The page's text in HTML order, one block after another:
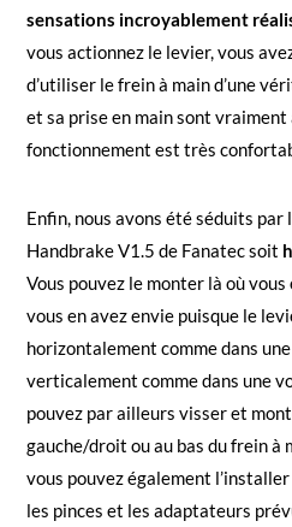
sensations incroyablement
vous actionnez le levier, vous
d’utiliser le frein à main d’une
et sa prise en main sont vraiment
fonctionnement est très
Enfin, nous avons été séduits
Handbrake V1.5 de Fanatec soit
Vous pouvez le monter là où
vous en avez envie puisque le
horizontalement comme dans
verticalement comme dans une
pouvez par ailleurs visser et
gauche/droit ou au bas du frein à
vous pouvez également
les pinces et les adaptateurs